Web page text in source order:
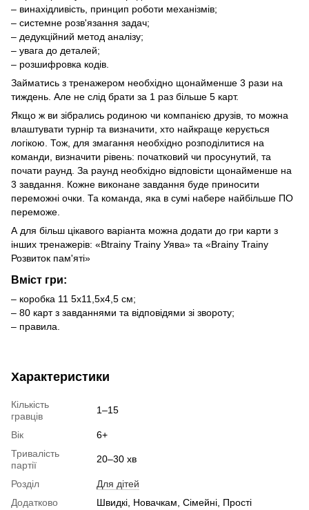
– винахідливість, принцип роботи механізмів;
– системне розв'язання задач;
– дедукційний метод аналізу;
– увага до деталей;
– розшифровка кодів.
Займатись з тренажером необхідно щонайменше 3 рази на
тиждень. Але не слід брати за 1 раз більше 5 карт.
Якщо ж ви зібрались родиною чи компанією друзів, то можна
влаштувати турнір та визначити, хто найкраще керується
логікою. Тож, для змагання необхідно розподілитися на
команди, визначити рівень: початковий чи просунутий, та
почати раунд. За раунд необхідно відповісти щонайменше на
3 завдання. Кожне виконане завдання буде приносити
переможні очки. Та команда, яка в сумі набере найбільше ПО
переможе.
А для більш цікавого варіанта можна додати до гри карти з
інших тренажерів: «Btrainy Trainy Уява» та «Brainy Trainy
Розвиток пам'яті»
Вміст гри:
– коробка 11 5х11,5х4,5 см;
– 80 карт з завданнями та відповідями зі звороту;
– правила.
Характеристики
Кількість
гравців
1–15
Вік
6+
Тривалість
партії
20–30 хв
Розділ
Для дітей
Додатково
Швидкі, Новачкам, Сімейні, Прості